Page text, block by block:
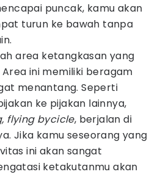
puncak, kamu akan
turun ke bawah tanpa
area ketangkasan yang
ini memiliki beragam
menantang. Seperti
ke pijakan lainnya,
flying bycicle, berjalan di
Jika kamu seseorang yang
ini akan sangat
ketakutanmu akan